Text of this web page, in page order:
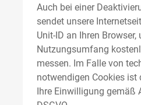
Auch bei einer
sendet unsere
Unit-ID an Ihren Browser,
Nutzungsumfang
messen. Im Falle von
notwendigen Cookies ist
Ihre Einwilligung gemäß